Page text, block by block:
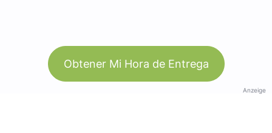
Obtener Mi Hora de Entrega
Anzeige